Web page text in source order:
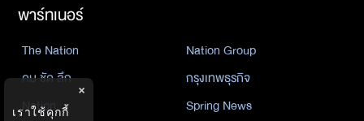
พาร์ทเนอร์
The Nation
Nation Group
คม ชัด ลึก
กรุงเทพธุรกิจ
Nation
Spring News
×
เราใช้คุกกี้